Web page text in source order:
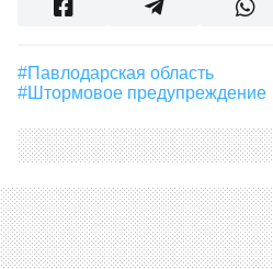
#Павлодарская область
#Штормовое предупреждение